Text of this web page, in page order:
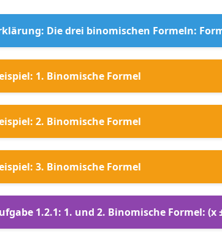
Die drei binomischen Formeln:
1. Binomische Formel
2. Binomische Formel
3. Binomische Formel
1.2.1: 1. und 2. Binomische Formel: